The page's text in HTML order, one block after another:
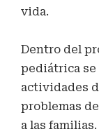
vida.
Dentro del
pediátrica
actividades
problemas
a las familias.